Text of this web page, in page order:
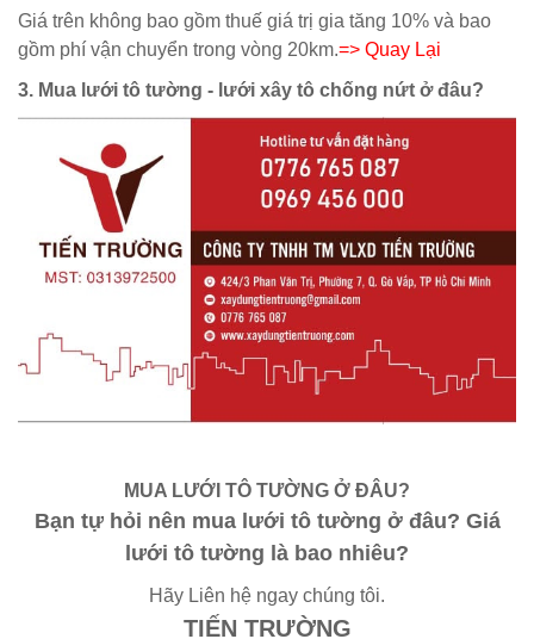
Giá trên không bao gồm thuế giá trị gia tăng 10% và bao
gồm phí vận chuyển trong vòng 20km.=> Quay Lại
3. Mua lưới tô tường - lưới xây tô chống nứt ở đâu?
MUA LƯỚI TÔ TƯỜNG Ở ĐÂU?
Bạn tự hỏi nên mua lưới tô tường ở đâu? Giá
lưới tô tường là bao nhiêu?
Hãy Liên hệ ngay chúng tôi.
TIẾN TRƯỜNG